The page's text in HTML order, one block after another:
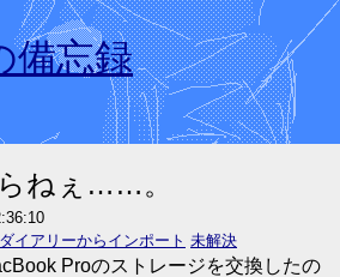
備忘録
ねぇ……。
イアリーからインポート 未解決
Proのストレージを交換したの